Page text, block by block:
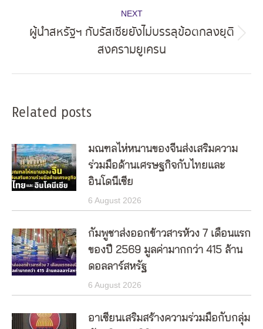
NEXT
post:
ผู้นำสหรัฐฯ กับรัสเซียยังไม่บรรลุข้อตกลงยุติ
สงครามยูเครน
Related posts
มณฑลไห่หนานของจีนส่งเสริมความ
ร่วมมือด้านเศรษฐกิจกับไทยและ
อินโดนีเซีย
6 August 2026
กัมพูชาส่งออกข้าวสารห้วง 7 เดือนแรก
ของปี 2569 มูลค่ามากกว่า 415 ล้าน
ดอลลาร์สหรัฐ
6 August 2026
อาเซียนเสริมสร้างความร่วมมือกับกลุ่ม